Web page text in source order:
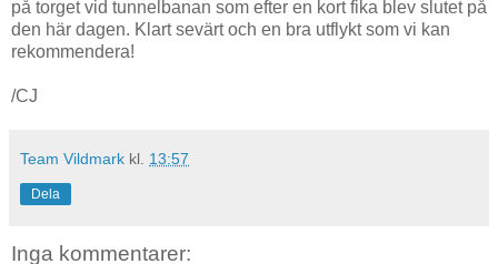
på torget vid tunnelbanan som efter en kort fika blev slutet på
den här dagen. Klart sevärt och en bra utflykt som vi kan
rekommendera!
/CJ
Team Vildmark kl. 13:57
Dela
Inga kommentarer: